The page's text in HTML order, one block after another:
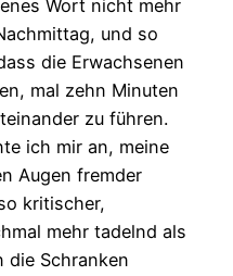
Wort nicht mehr
und so
die Erwachsenen
mal zehn Minuten
zu führen.
ich mir an, meine
Augen fremder
kritischer,
mehr tadelnd als
die Schranken